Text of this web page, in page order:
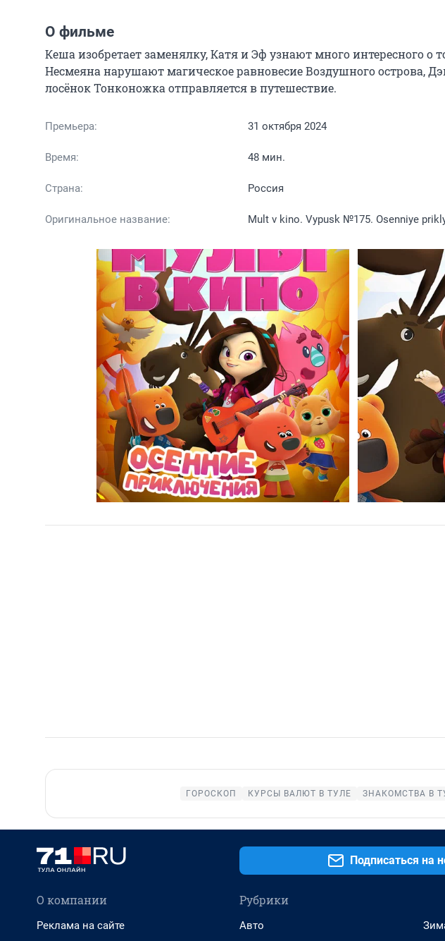
О фильме
Кеша изобретает заменялку, Катя и Эф узнают много интересного
Несмеяна нарушают магическое равновесие Воздушного острова,
лосёнок Тонконожка отправляется в путешествие.
Премьера: 31 октября 2024
Время: 48 мин.
Страна: Россия
Оригинальное название: Mult v kino. Vypusk №175. Osenniye
ГОРОСКОП КУРСЫ ВАЛЮТ В ТУЛЕ ЗНАКОМСТВА В
Подписаться на
О компании
Реклама на сайте
Рубрики
Авто